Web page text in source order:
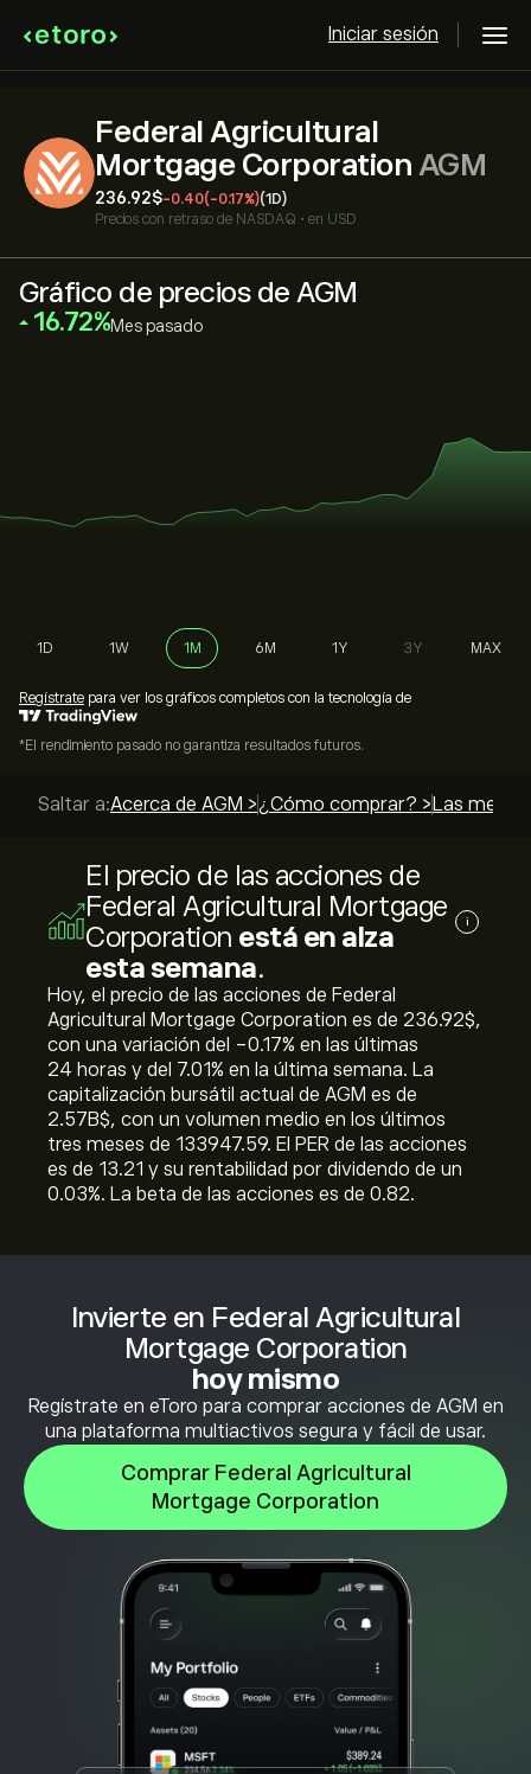
Iniciar sesión
Federal Agricultural
Mortgage Corporation AGM
236.92‎$‎-0.40(-0.17%)(1D)
Precios con retraso de NASDAQ • en USD
Invierte en Federal Agricultural
Mortgage Corporation
hoy mismo
Regístrate en eToro para comprar acciones de AGM en
una plataforma multiactivos segura y fácil de usar.
Comprar Federal Agricultural
Mortgage Corporation
Gráfico de precios de AGM
‎16.72‎ Mes pasado
1D 1W 1M 6M 1Y 3Y MAX
Regístrate para ver los gráficos completos con la tecnología de
*El rendimiento pasado no garantiza resultados futuros.
Saltar a:Acerca de AGM >¿Cómo comprar? > Las
El precio de las acciones de
Federal Agricultural Mortgage
Corporation está en alza
esta semana.
i
Hoy, el precio de las acciones de Federal
Agricultural Mortgage Corporation es de 236.92‎$‎,
con una variación del ‎-0.17‎% en las últimas
24 horas y del ‎7.01‎% en la última semana. La
capitalización bursátil actual de AGM es de
2.57B‎$‎, con un volumen medio en los últimos
tres meses de 133947.59. El PER de las acciones
es de 13.21 y su rentabilidad por dividendo de un
0.03%. La beta de las acciones es de 0.82.